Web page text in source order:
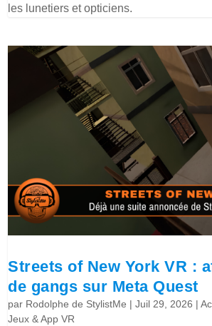
les lunetiers et opticiens.
Streets of New York VR :
de gangs sur Meta Quest
par Rodolphe de StylistMe |Juil 29, 2026 |
Jeux & App VR